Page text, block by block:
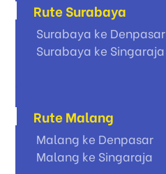
Rute Surabaya
Surabaya ke Denpasar
Surabaya ke Singaraja
Rute Malang
Malang ke Denpasar
Malang ke Singaraja